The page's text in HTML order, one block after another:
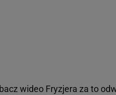
wideo Fryzjera za to